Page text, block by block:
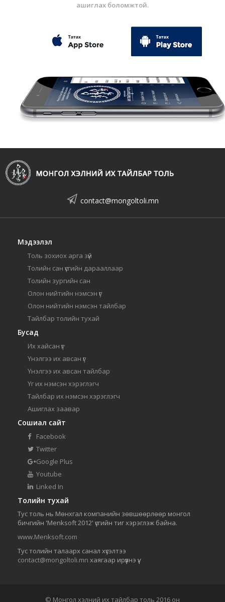
ашиглах боломжтой.
contact@mongoltoli.mn
Мэдээлэл
Толь зохиох арга зүй
Толийн сан үсгийн дарааллаар
Толийн зургийн сан
Олон нийтийн нэмсэн үг
Олон нийтийн нэмсэн тайлбар
Тайлбар толийн тухай
Бусад
Их хайсан үг
Үнэлгээ их авсан үг
Үнэлгээ их авсан тайлбар
Үг их нэмсэн хэрэглэгч
Тайлбар их нэмсэн хэрэглэгч
Ашиглах заавар
Сошиал сайт
Facebook
Twitter
Google Plus
Youtube
Linked In
Толийн тухай
Тус толь нь Мөнхгал компанийн зөвшөөрлөөр монгол
бичгийн 'Menksoft 2012' үсгийн тиг хэрэглэж байна.
www.Menksoft.com
Тус толийн талаарх санал хүсэлтээ
contact@mongoltoli.mn хаягаар ирүүлнэ үү.
© Монгол хэлний их тайлбар толь 2016 он